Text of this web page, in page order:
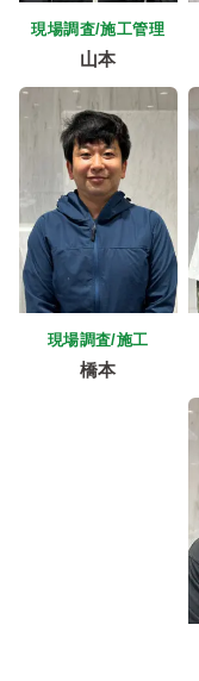
現場調査/施工管理
山本
現場調査/施工
橋本